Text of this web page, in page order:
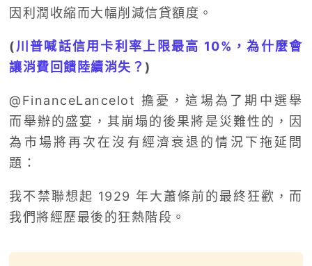
因利潤收縮而大幅削減信貸額度。
(川普喊話信用卡利率上限最高 10%，為什麼會
讓消費回饋陸續消失？)
@FinanceLancelot 擔憂，這場為了期中選舉
而舉辦的盛宴，其崩塌的後果將是災難性的，因
為市場將再次在沒有經濟衰退的情況下拖延問
題：
我不禁聯想起 1929 年大蕭條前的最終狂歡，而
我們將經歷最後的狂熱階段。